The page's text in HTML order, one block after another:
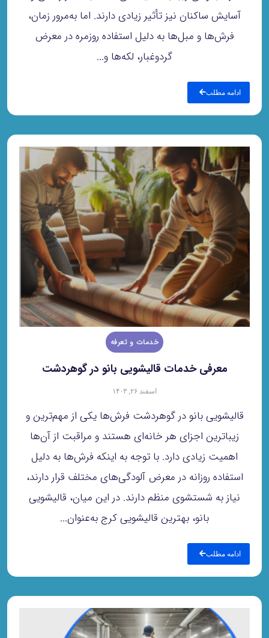
آسایش ساکنان نیز تأثیر زیادی دارند. اما به‌مرور زمان،
فرش‌ها و مبل‌ها به دلیل استفاده روزمره در معرض
گردوغبار، لکه‌ها و...
ادامه مطلب
خدمات و تعرفه
معرفی خدمات قالیشویی بانو در گوهردشت
اسفند ۲۶, ۱۴۰۳
قالیشویی بانو در گوهردشت فرش‌ها یکی از مهم‌ترین و
زیباترین اجزای هر خانه‌ای هستند و مراقبت از آن‌ها
اهمیت زیادی دارد. با توجه به اینکه فرش‌ها به دلیل
استفاده روزانه در معرض آلودگی‌های مختلف قرار دارند،
نیاز به شستشوی منظم دارند. در این میان، قالیشویی
بانو، بهترین قالیشویی کرج به‌عنوان...
ادامه مطلب